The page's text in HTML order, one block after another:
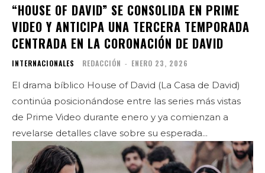
“HOUSE OF DAVID” SE CONSOLIDA EN PRIME
VIDEO Y ANTICIPA UNA TERCERA TEMPORADA
CENTRADA EN LA CORONACIÓN DE DAVID
INTERNACIONALES REDACCIÓN - ENERO 23, 2026
El drama bíblico House of David (La Casa de David)
continúa posicionándose entre las series más vistas
de Prime Video durante enero y ya comienzan a
revelarse detalles clave sobre su esperada...